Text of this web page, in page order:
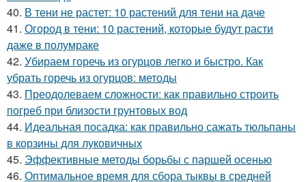
40. В тени не растет: 10 растений для тени на даче
41. Огород в тени: 10 растений, которые будут расти
даже в полумраке
42. Убираем горечь из огурцов легко и быстро. Как
убрать горечь из огурцов: методы
43. Преодолеваем сложности: как правильно строить
погреб при близости грунтовых вод
44. Идеальная посадка: как правильно сажать тюльпаны
в корзины для луковичных
45. Эффективные методы борьбы с паршей осенью
46. Оптимальное время для сбора тыквы в средней